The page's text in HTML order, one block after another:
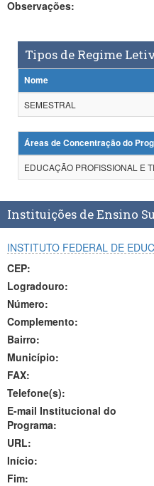
Observações:
Tipos de Regime
Nome
SEMESTRAL
Áreas de Concentração do
EDUCAÇÃO PROFISSIONAL E
Instituições de Ensino
INSTITUTO FEDERAL DE
CEP:
Logradouro:
Número:
Complemento:
Bairro:
Município:
FAX:
Telefone(s):
E-mail Institucional do
Programa:
URL:
Início:
Fim: